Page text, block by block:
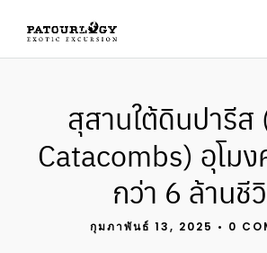
สุสานใต้ดินปารีส
Catacombs) อุโม
กว่า 6 ล้านชี
กุมภาพันธ์ 13, 2025 • 0